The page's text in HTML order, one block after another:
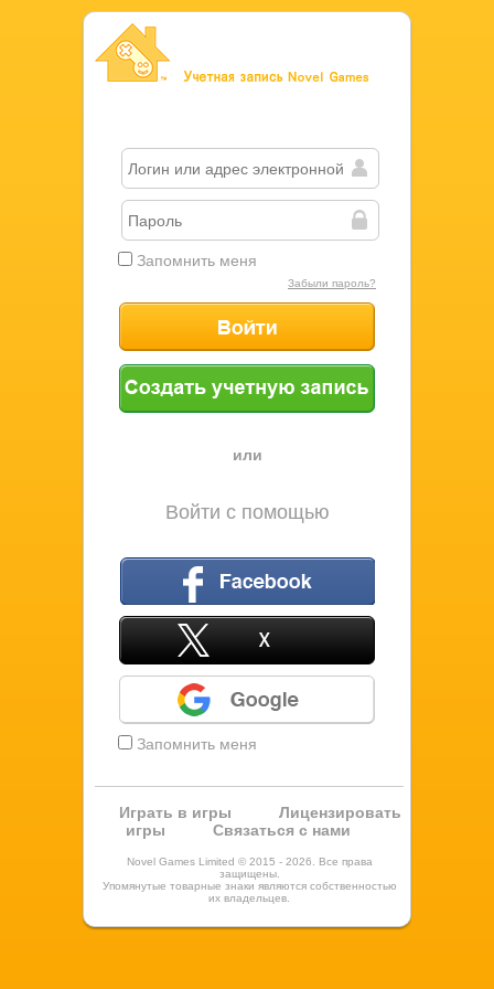
Запомнить меня
Забыли пароль?
или
Войти с помощью
Facebook
X
Google
Запомнить меня
Играть в игры
Лицензировать
игры
Связаться с нами
Novel Games Limited © 2015 - 2026. Все права
защищены.
Упомянутые товарные знаки являются собственностью
их владельцев.